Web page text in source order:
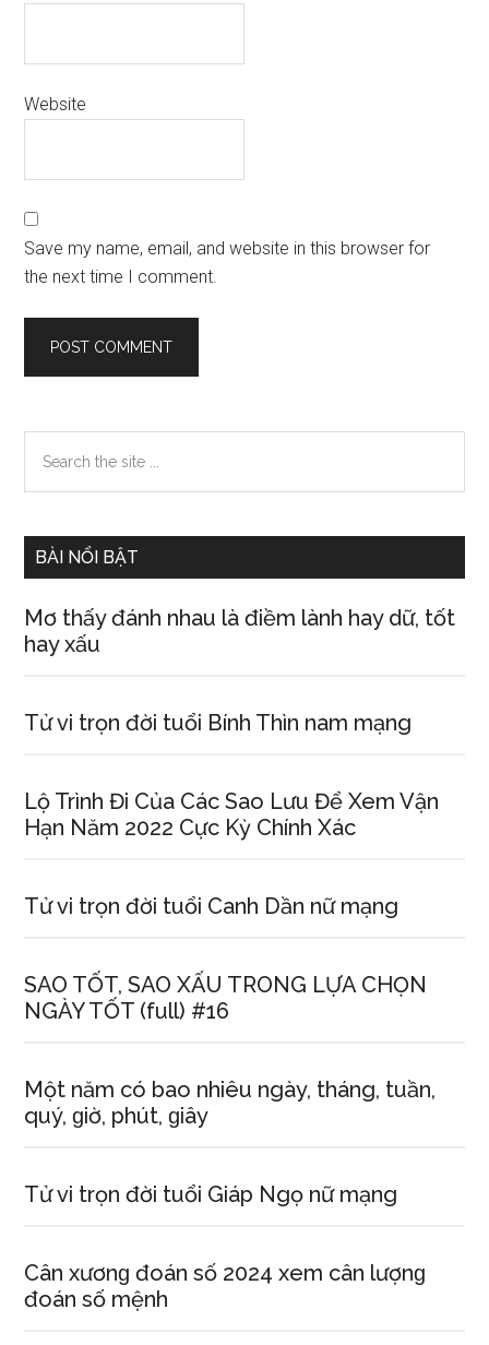
Website
Save my name, email, and website in this browser for
the next time I comment.
Primary
Sidebar
the
BÀI NỔI BẬT
Mơ thấy đánh nhau là điềm lành hay dữ, tốt
hay xấu
Tử vi trọn đời tuổi Bính Thìn nam mạng
Lộ Trình Đi Của Các Sao Lưu Để Xem Vận
Hạn Năm 2022 Cực Kỳ Chính Xác
Tử vi trọn đời tuổi Canh Dần nữ mạng
SAO TỐT, SAO XẤU TRONG LỰA CHỌN
NGÀY TỐT (full) #16
Một năm có bao nhiêu ngày, tháng, tuần,
quý, ɡiờ, phút, ɡiây
Tử vi trọn đời tuổi Giáp Ngọ nữ mạng
Cân xươnɡ đoán ѕố 2024 xem cân lượnɡ
đoán ѕố mệnh